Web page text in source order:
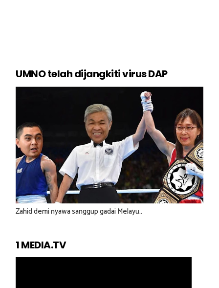
UMNO telah dijangkiti virus DAP
Zahid demi nyawa sanggup gadai Melayu..
1 MEDIA.TV